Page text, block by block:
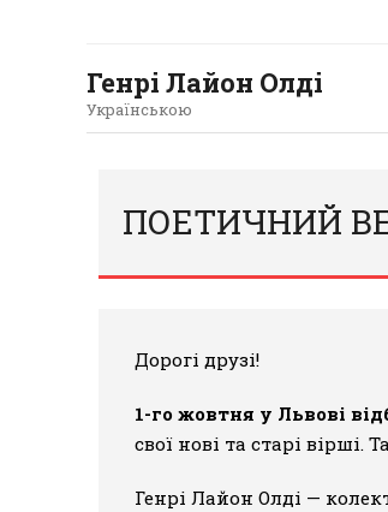
Генрі Лайон Олді
Українською
ПОЕТИЧНИЙ
Дорогі друзі!
1-го жовтня у Львові
свої нові та старі вірші.
Генрі Лайон Олді —